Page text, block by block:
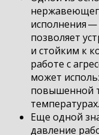
исполнения
позволяет
и стойким к
работе с
может
повышенной
температурах.
Еще одной
давление